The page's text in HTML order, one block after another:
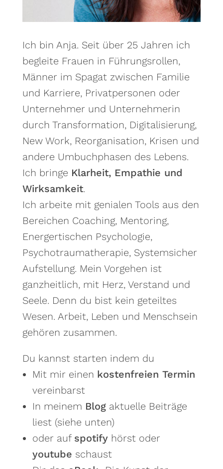
Ich bin Anja. Seit über 25 Jahren ich
begleite Frauen in Führungsrollen,
Männer im Spagat zwischen Familie
und Karriere, Privatpersonen oder
Unternehmer und Unternehmerin
durch Transformation, Digitalisierung,
New Work, Reorganisation, Krisen und
andere Umbuchphasen des Lebens.
Ich bringe Klarheit, Empathie und
Wirksamkeit.
Ich arbeite mit genialen Tools aus den
Bereichen Coaching, Mentoring,
Energertischen Psychologie,
Psychotraumatherapie, Systemsicher
Aufstellung. Mein Vorgehen ist
ganzheitlich, mit Herz, Verstand und
Seele. Denn du bist kein geteiltes
Wesen. Arbeit, Leben und Menschsein
gehören zusammen.
Du kannst starten indem du
Mit mir einen kostenfreien Termin
vereinbarst
In meinem Blogaktuelle Beiträge
liest (siehe unten)
oder auf spotifyhörst oder
youtube schaust